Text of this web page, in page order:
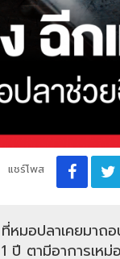
แชร์โพส
หมอปลาเคยมา
ปี ตามีอาการเ